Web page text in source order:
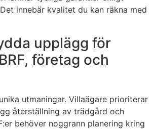
innebär kvalitet du kan räkna med
upplägg för
företag och
utmaningar. Villaägare prioriterar
återställning av trädgård och
behöver noggrann planering kring